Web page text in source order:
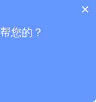
×
您的？